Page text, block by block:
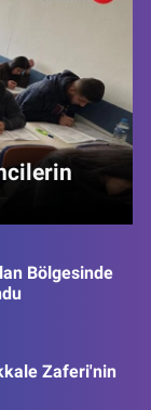
Bölgesinde
Zaferi'nin